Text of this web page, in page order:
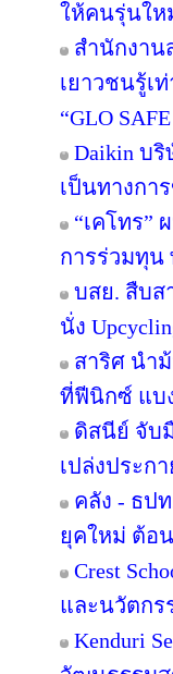
ให้คนรุ่นให
สำนักงาน
เยาวชนรู้เ
“GLO
Daikin บ
เป็นทางกา
“เคโทร”
การร่วมทุน
บสย. สืบส
นั่ง
สาริศ นำ
ที่ฟีนิกซ์ แบ
ดิสนีย์ จับ
เปล่งประก
คลัง - ธป
ยุคใหม่ ต้อน
Crest
และนวัตกร
Kenduri